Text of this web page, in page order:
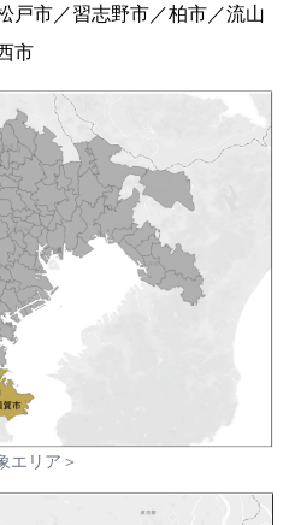
戸市／習志野市／柏市／流山
市
エリア＞